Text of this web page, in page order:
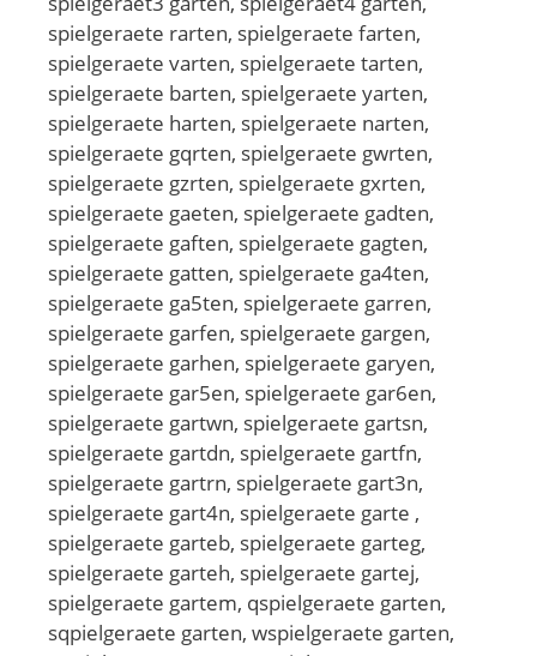
spielgeraete rarten, spielgeraete farten,
spielgeraete varten, spielgeraete tarten,
spielgeraete barten, spielgeraete yarten,
spielgeraete harten, spielgeraete narten,
spielgeraete gqrten, spielgeraete gwrten,
spielgeraete gzrten, spielgeraete gxrten,
spielgeraete gaeten, spielgeraete gadten,
spielgeraete gaften, spielgeraete gagten,
spielgeraete gatten, spielgeraete ga4ten,
spielgeraete ga5ten, spielgeraete garren,
spielgeraete garfen, spielgeraete gargen,
spielgeraete garhen, spielgeraete garyen,
spielgeraete gar5en, spielgeraete gar6en,
spielgeraete gartwn, spielgeraete gartsn,
spielgeraete gartdn, spielgeraete gartfn,
spielgeraete gartrn, spielgeraete gart3n,
spielgeraete gart4n, spielgeraete garte ,
spielgeraete garteb, spielgeraete garteg,
spielgeraete garteh, spielgeraete gartej,
spielgeraete gartem, qspielgeraete garten,
sqpielgeraete garten, wspielgeraete garten,